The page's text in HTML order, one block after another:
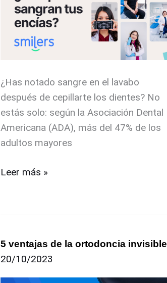
¿Has notado sangre en el lavabo
después de cepillarte los dientes? No
estás solo: según la Asociación Dental
Americana (ADA), más del 47% de los
adultos mayores
soluciones
Leer más »
5 ventajas de la ortodoncia invisible
20/10/2023
5
ventajas
de